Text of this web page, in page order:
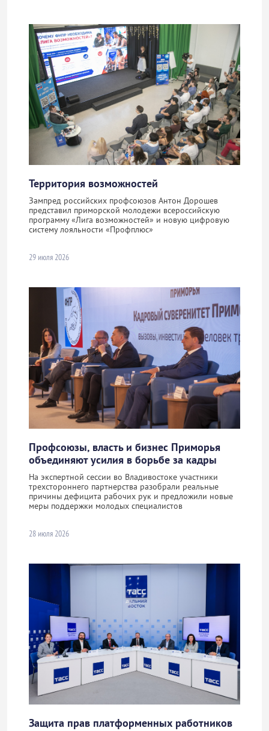
Территория возможностей
Зампред российских профсоюзов Антон Дорошев
представил приморской молодежи всероссийскую
программу «Лига возможностей» и новую цифровую
систему лояльности «Профплюс»
29 июля 2026
Профсоюзы, власть и бизнес Приморья
объединяют усилия в борьбе за кадры
На экспертной сессии во Владивостоке участники
трехстороннего партнерства разобрали реальные
причины дефицита рабочих рук и предложили новые
меры поддержки молодых специалистов
28 июля 2026
Защита прав платформенных работников